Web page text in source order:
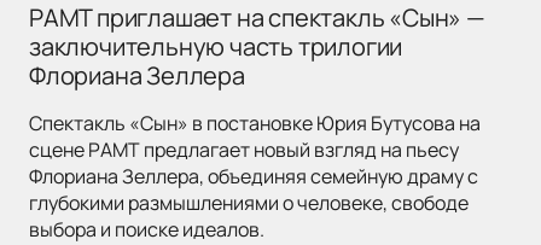
РАМТ приглашает на спектакль «Сын» —
заключительную часть трилогии
Флориана Зеллера
Спектакль «Сын» в постановке Юрия Бутусова на
сцене РАМТ предлагает новый взгляд на пьесу
Флориана Зеллера, объединяя семейную драму с
глубокими размышлениями о человеке, свободе
выбора и поиске идеалов.